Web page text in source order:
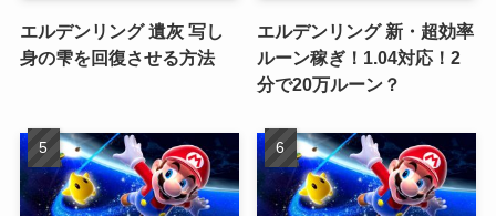
エルデンリング 遺灰 写し
身の雫を回復させる方法
エルデンリング 新・超効率
ルーン稼ぎ！1.04対応！2
分で20万ルーン？